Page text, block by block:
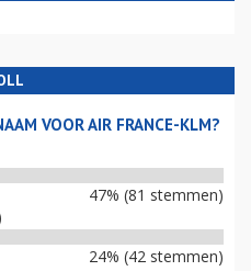
VOOR AIR FRANCE-KLM?
47% (81 stemmen)
24% (42 stemmen)